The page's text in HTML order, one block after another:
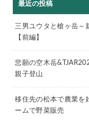
最近の投稿
三男ユウタと槍ヶ岳～
【前編】
悲願の空木岳
親子登山
移住先の松本で農業を
ームで野菜販売